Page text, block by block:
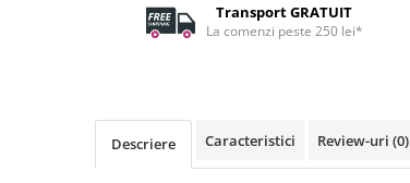
Transport GRATUIT
La comenzi peste 250 lei*
Descriere Caracteristici Review-uri (0)